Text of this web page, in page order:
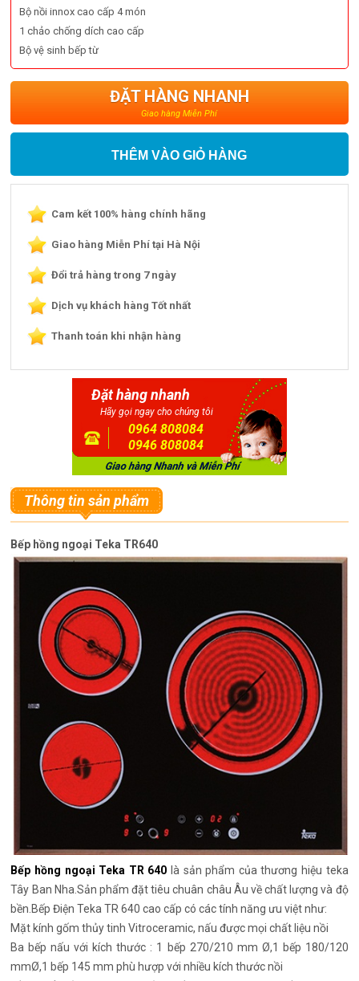
Bộ nồi innox cao cấp 4 món
1 chảo chống dích cao cấp
Bộ vệ sinh bếp từ
ĐẶT HÀNG NHANH
Giao hàng Miễn Phí
THÊM VÀO GIỎ HÀNG
Cam kết 100% hàng chính hãng
Giao hàng Miễn Phí tại Hà Nội
Đổi trả hàng trong 7 ngày
Dịch vụ khách hàng Tốt nhất
Thanh toán khi nhận hàng
Đặt hàng nhanh
Hãy gọi ngay cho chúng tôi
0964 808084
0946 808084
Thông tin sản phẩm
Bếp hồng ngoại Teka TR640
Bếp hồng ngoại Teka TR 640 là sản phẩm của thương hiệu teka
Tây Ban Nha.Sản phẩm đặt tiêu chuân châu Âu về chất lượng và độ
bền.Bếp Điện Teka TR 640 cao cấp có các tính năng ưu việt như:
Mặt kính gốm thủy tinh Vitroceramic, nấu được mọi chất liệu nồi
Ba bếp nấu với kích thước : 1 bếp 270/210 mm Ø,1 bếp 180/120
mmØ,1 bếp 145 mm phù hượp với nhiều kích thước nồi